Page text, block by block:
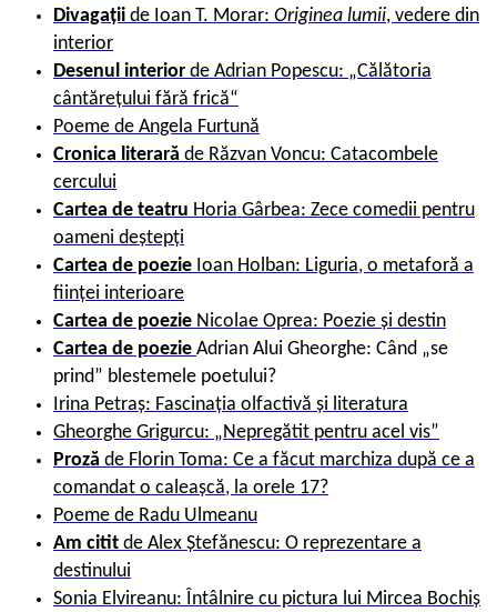
Divagații de Ioan T. Morar: Originea lumii, vedere din
interior
Desenul interior de Adrian Popescu: „Călătoria
cântărețului fără frică“
Poeme de Angela Furtună
Cronica literară de Răzvan Voncu: Catacombele
cercului
Cartea de teatru Horia Gârbea: Zece comedii pentru
oameni deștepți
Cartea de poezie Ioan Holban: Liguria, o metaforă a
ființei interioare
Cartea de poezie Nicolae Oprea: Poezie și destin
Cartea de poezie Adrian Alui Gheorghe: Când „se
prind” blestemele poetului?
Irina Petraș: Fascinația olfactivă și literatura
Gheorghe Grigurcu: „Nepregătit pentru acel vis”
Proză de Florin Toma: Ce a făcut marchiza după ce a
comandat o caleașcă, la orele 17?
Poeme de Radu Ulmeanu
Am citit de Alex Ștefănescu: O reprezentare a
destinului
Sonia Elvireanu: Întâlnire cu pictura lui Mircea Bochiș